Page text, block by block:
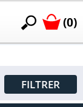
(0)
FILTRER